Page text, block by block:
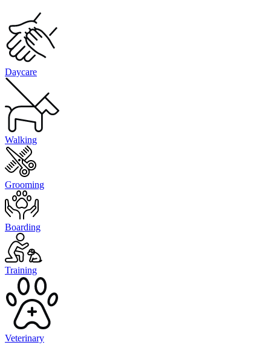
Daycare
Walking
Grooming
Boarding
Training
Veterinary